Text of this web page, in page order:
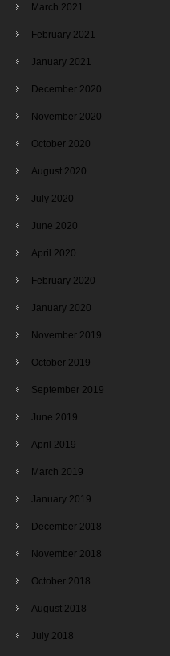
March 2021
February 2021
January 2021
December 2020
November 2020
October 2020
August 2020
July 2020
June 2020
April 2020
February 2020
January 2020
November 2019
October 2019
September 2019
June 2019
April 2019
March 2019
January 2019
December 2018
November 2018
October 2018
August 2018
July 2018